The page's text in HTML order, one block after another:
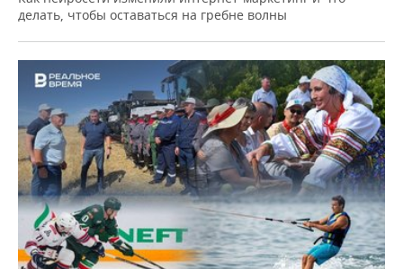
делать, чтобы оставаться на гребне волны